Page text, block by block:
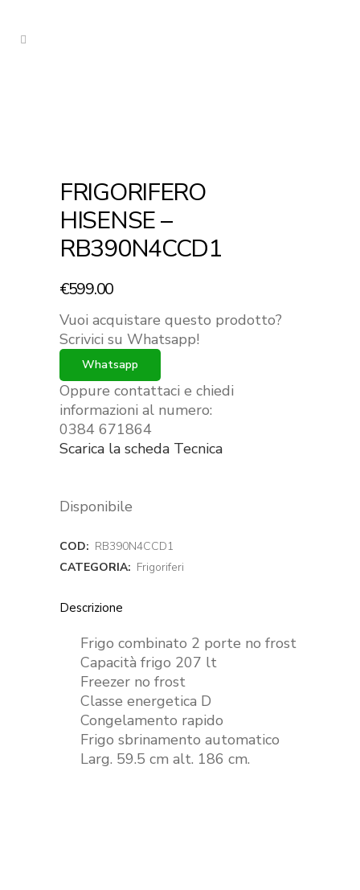
FRIGORIFERO
HISENSE –
RB390N4CCD1
€599.00
Vuoi acquistare questo prodotto?
Scrivici su Whatsapp!
Whatsapp
Oppure contattaci e chiedi
informazioni al numero:
0384 671864
Scarica la scheda Tecnica
Disponibile
COD: RB390N4CCD1
CATEGORIA: Frigoriferi
Descrizione
Frigo combinato 2 porte no frost
Capacità frigo 207 lt
Freezer no frost
Classe energetica D
Congelamento rapido
Frigo sbrinamento automatico
Larg. 59.5 cm alt. 186 cm.